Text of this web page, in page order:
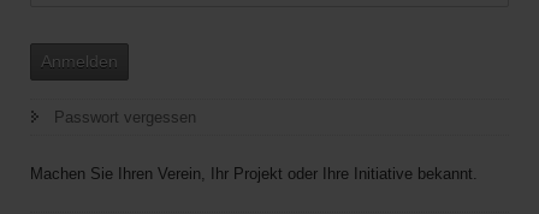
Anmelden
Passwort vergessen
Machen Sie Ihren Verein, Ihr Projekt oder Ihre Initiative bekannt.